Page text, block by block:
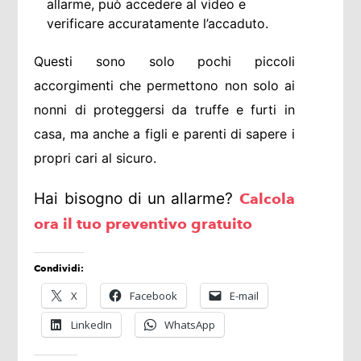
allarme, può accedere al video e
verificare accuratamente l’accaduto.
Questi sono solo pochi piccoli
accorgimenti che permettono non solo ai
nonni di proteggersi da truffe e furti in
casa, ma anche a figli e parenti di sapere i
propri cari al sicuro.
Hai bisogno di un allarme? Calcola
ora il tuo preventivo gratuito
Condividi:
X Facebook
E-mail
LinkedIn
WhatsApp